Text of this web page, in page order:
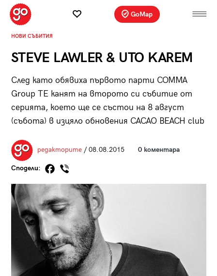
GoMap
НОВИ СЪБИТИЯ
STEVE LAWLER & UTO KAREM
След като обявиха първото парти COMMA
Group ТЕ канят на второто си събитие от
серията, което ще се състои на 8 август
(събота) в изцяло обновения CACAO BEACH club
редакторите/ 08.08.2015 0 коментара
Сподели: